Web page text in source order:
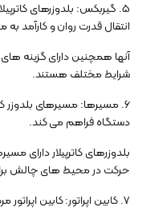
5. گیربکس: بلدوزرهای
انتقال قدرت روان و کارآمد
آنها همچنین دارای گزینه
شرایط مختلف هستند.
6. مسیرها: مسیرهای بلدوزر
دستگاه فراهم می کند.
بلدوزرهای کاترپیلار دارای
حرکت در محیط های چالش
7. کابین اپراتور: کابین اپراتور مرکز کنترل بلدوزر است.